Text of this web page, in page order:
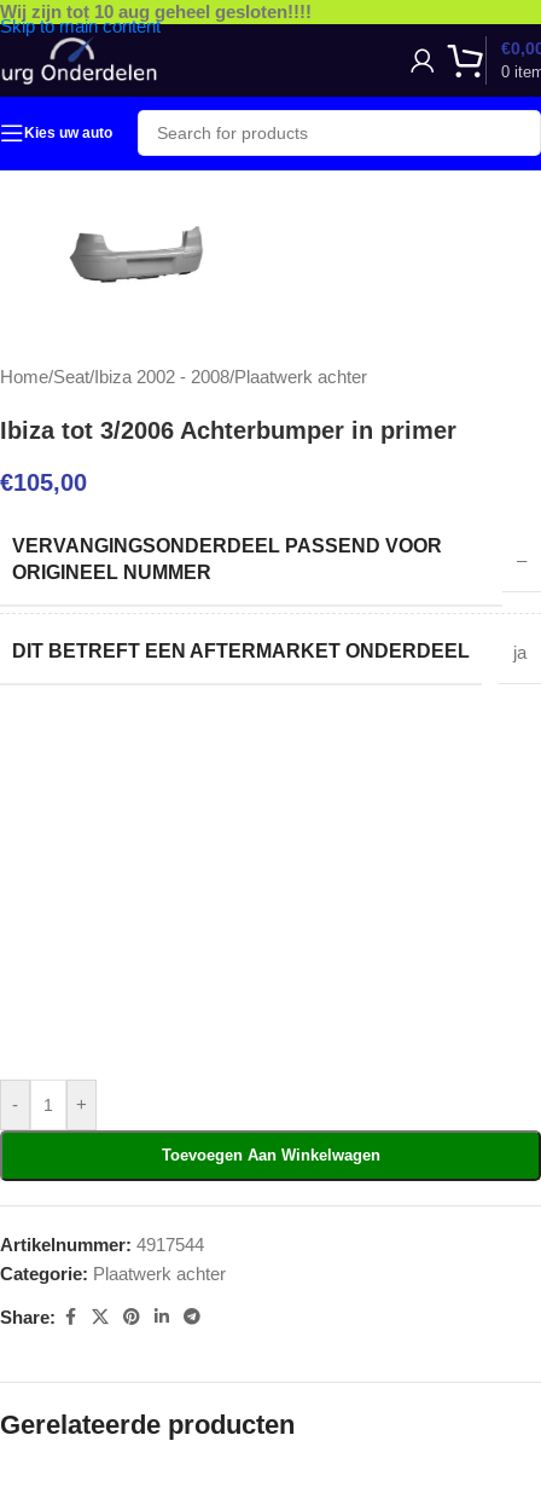
Skip to main content
Wij zijn tot 10 aug geheel gesloten!!!!
0
€
Kies uw auto
Home/Seat/Ibiza 2002 - 2008/Plaatwerk achter
Ibiza tot 3/2006 Achterbumper in primer
€105,00
VERVANGINGSONDERDEEL PASSEND VOOR
ORIGINEEL NUMMER
–
DIT BETREFT EEN AFTERMARKET ONDERDEEL ja
- +
Toevoegen Aan Winkelwagen
Artikelnummer: 4917544
Categorie: Plaatwerk achter
Share:
Gerelateerde producten